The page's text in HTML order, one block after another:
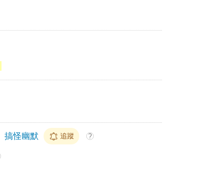
搞怪幽默 追蹤 ?